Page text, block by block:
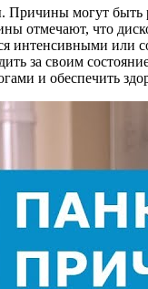
могут быть
отмечают, что
интенсивными
за своим
и обеспечить